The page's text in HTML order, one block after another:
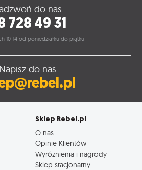
do nas
728 49 31
10-14 od poniedziałku do piątku
Napisz do nas
Sklep Rebel.pl
O nas
Opinie Klientów
Wyróżnienia i nagrody
Sklep stacjonarny